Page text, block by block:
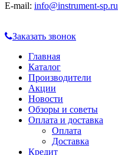
E-mail: info@instrument-sp.ru
Заказать звонок
Главная
Каталог
Производители
Акции
Новости
Обзоры и советы
Оплата и доставка
Оплата
Доставка
Кредит